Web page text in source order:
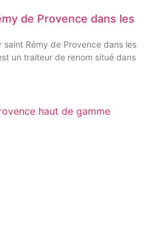
de Provence dans les
Rémy de Provence dans les
un traiteur de renom situé dans